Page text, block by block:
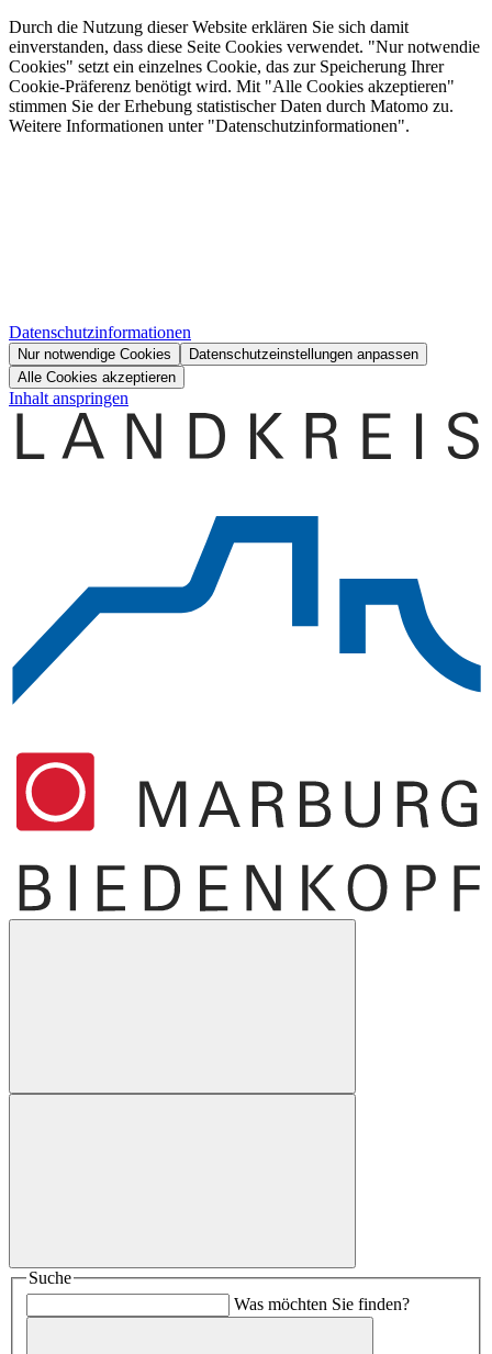
Durch die Nutzung dieser Website erklären Sie sich damit
einverstanden, dass diese Seite Cookies verwendet. "Nur notwendie
Cookies" setzt ein einzelnes Cookie, das zur Speicherung Ihrer
Cookie-Präferenz benötigt wird. Mit "Alle Cookies akzeptieren"
stimmen Sie der Erhebung statistischer Daten durch Matomo zu.
Weitere Informationen unter "Datenschutzinformationen".
Datenschutzinformationen
Nur notwendige Cookies
Datenschutzeinstellungen anpassen
Alle Cookies akzeptieren
Inhalt anspringen
Suche
Was möchten Sie finden?